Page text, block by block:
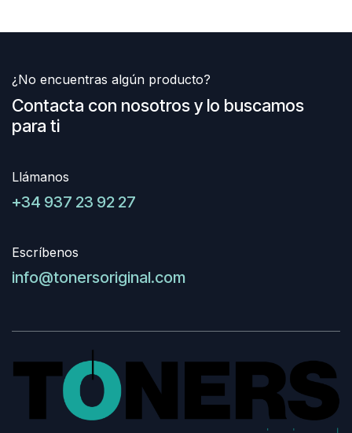
¿No encuentras algún producto?
Contacta con nosotros y lo buscamos
para ti
Llámanos
+34 937 23 92 27
Escríbenos
info@tonersoriginal.com